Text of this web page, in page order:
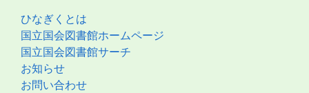
ひなぎくとは
国立国会図書館ホームページ
国立国会図書館サーチ
お知らせ
お問い合わせ